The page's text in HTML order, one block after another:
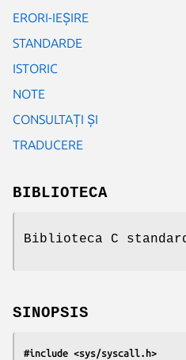
ERORI-IEȘIRE
STANDARDE
ISTORIC
NOTE
CONSULTAȚI ȘI
TRADUCERE
BIBLIOTECA
Biblioteca C
SINOPSIS
#include <sys/syscall.h>